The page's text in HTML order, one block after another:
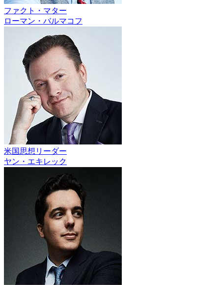
ファクト・マター
ローマン・バルマコフ
米国思想リーダー
ヤン・エキレック